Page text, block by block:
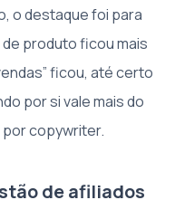
o destaque foi para
produto ficou mais
ficou, até certo
por si vale mais do
copywriter.
de afiliados